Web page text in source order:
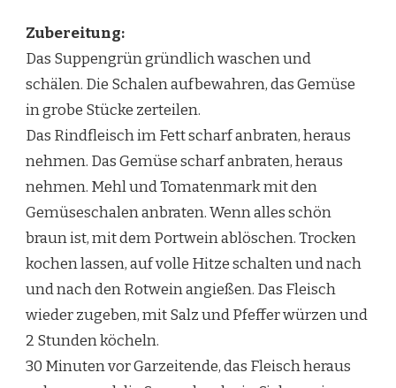
Zubereitung:
Das Suppengrün gründlich waschen und
schälen. Die Schalen aufbewahren, das Gemüse
in grobe Stücke zerteilen.
Das Rindfleisch im Fett scharf anbraten, heraus
nehmen. Das Gemüse scharf anbraten, heraus
nehmen. Mehl und Tomatenmark mit den
Gemüseschalen anbraten. Wenn alles schön
braun ist, mit dem Portwein ablöschen. Trocken
kochen lassen, auf volle Hitze schalten und nach
und nach den Rotwein angießen. Das Fleisch
wieder zugeben, mit Salz und Pfeffer würzen und
2 Stunden köcheln.
30 Minuten vor Garzeitende, das Fleisch heraus